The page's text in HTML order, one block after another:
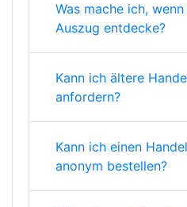
Was mache ich,
Auszug entdecke?
Kann ich ältere
anfordern?
Kann ich einen
anonym bestellen?